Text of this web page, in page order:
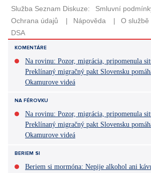
KOMENTÁRE
Na rovinu: Pozor, migrácia, pripomenula
Preklínaný migračný pakt Slovensku
Okamurove videá
NA FÉROVKU
Na rovinu: Pozor, migrácia, pripomenula
Preklínaný migračný pakt Slovensku
Okamurove videá
BERIEM SI
Beriem si mormóna: Nepije alkohol ani